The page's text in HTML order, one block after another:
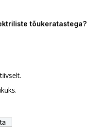
tõukeratastega?